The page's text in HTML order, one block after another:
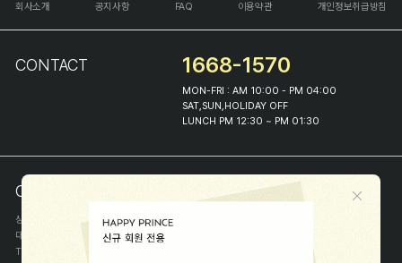
회사소개 공지사항 FAQ 이용약관 개인정보취급방침
CONTACT 1668-1570
MON-FRI : AM 10:00 - PM 04:00
SAT,SUN,HOLIDAY OFF
LUNCH PM 12:30 ~ PM 01:30
COMPANY INFO
상호
(주)해피프린스
대표
이화진
TEL